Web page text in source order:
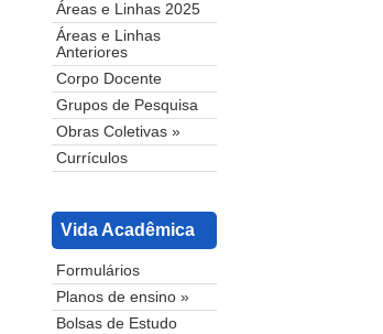
Áreas e Linhas 2025
Áreas e Linhas
Anteriores
Corpo Docente
Grupos de Pesquisa
Obras Coletivas »
Currículos
Vida Acadêmica
Formulários
Planos de ensino »
Bolsas de Estudo